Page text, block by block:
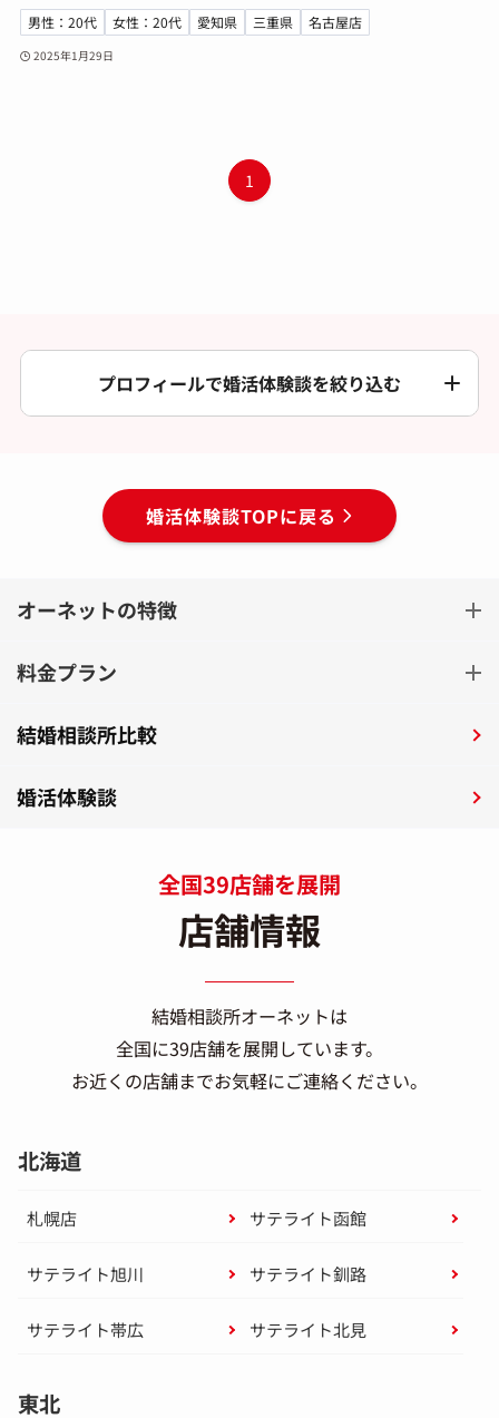
男性：20代 女性：20代 愛知県 三重県 名古屋店
2025年1月29日
1
プロフィールで婚活体験談を絞り込む
婚活体験談TOPに戻る
オーネットの特徴
料金プラン
結婚相談所比較
婚活体験談
全国39店舗を展開
店舗情報
結婚相談所オーネットは
全国に39店舗を展開しています。
お近くの店舗までお気軽にご連絡ください。
北海道
札幌店 サテライト函館
サテライト旭川 サテライト釧路
サテライト帯広 サテライト北見
東北